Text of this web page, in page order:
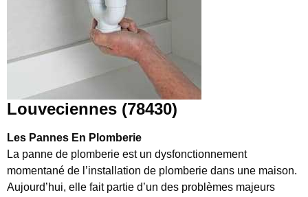
Louveciennes (78430)
Les Pannes En Plomberie
La panne de plomberie est un dysfonctionnement
momentané de l’installation de plomberie dans une maison.
Aujourd’hui, elle fait partie d’un des problèmes majeurs